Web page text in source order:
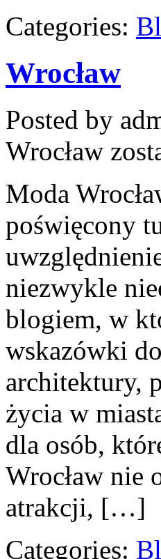
Categories:
Wrocław
Posted by
Wrocław
Moda
poświęcony
niezwykle
blogiem, w
wskazówki
architektury,
życia w
dla osób,
Wrocław nie
atrakcji, […]
Categories: